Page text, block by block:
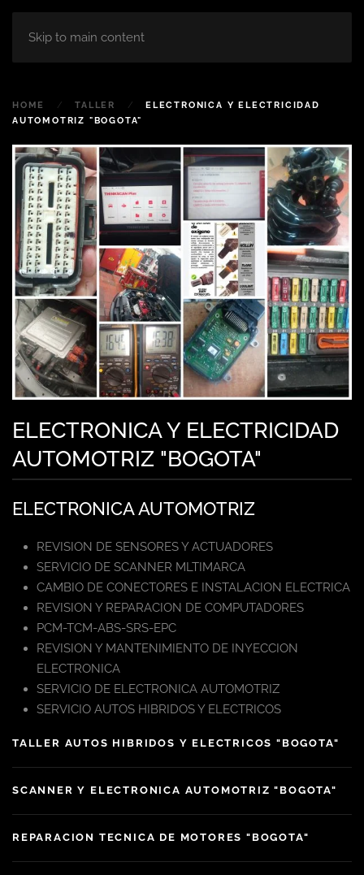
Skip to main content
HOME TALLER
ELECTRONICA Y ELECTRICIDAD
AUTOMOTRIZ "BOGOTA"
ELECTRONICA Y ELECTRICIDAD
AUTOMOTRIZ "BOGOTA"
ELECTRONICA AUTOMOTRIZ
REVISION DE SENSORES Y ACTUADORES
SERVICIO DE SCANNER MLTIMARCA
CAMBIO DE CONECTORES E INSTALACION ELECTRICA
REVISION Y REPARACION DE COMPUTADORES
PCM-TCM-ABS-SRS-EPC
REVISION Y MANTENIMIENTO DE INYECCION
ELECTRONICA
SERVICIO DE ELECTRONICA AUTOMOTRIZ
SERVICIO AUTOS HIBRIDOS Y ELECTRICOS
TALLER AUTOS HIBRIDOS Y ELECTRICOS "BOGOTA"
SCANNER Y ELECTRONICA AUTOMOTRIZ "BOGOTA"
REPARACION TECNICA DE MOTORES "BOGOTA"